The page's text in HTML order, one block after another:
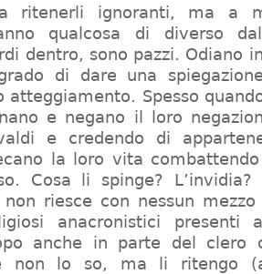
a ritenerli ignoranti, ma a
qualcosa di diverso
dentro, sono pazzi. Odiano
di dare una
atteggiamento. Spesso
e negano il loro
e credendo di
la loro vita
Cosa li spinge?
non riesce con nessun
anacronistici presenti
anche in parte del clero
non lo so, ma li ritengo